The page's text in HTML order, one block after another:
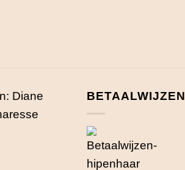
Diane
BETAALWIJZEN